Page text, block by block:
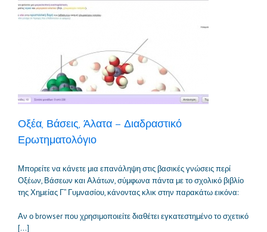
Οξέα, Βάσεις, Άλατα – Διαδραστικό
Ερωτηματολόγιο
Μπορείτε να κάνετε μια επανάληψη στις βασικές γνώσεις περί
Οξέων, Βάσεων και Αλάτων, σύμφωνα πάντα με το σχολικό βιβλίο
της Χημείας Γ” Γυμνασίου, κάνοντας κλικ στην παρακάτω εικόνα:
Αν ο browser που χρησιμοποιείτε διαθέτει εγκατεστημένο το σχετικό
[…]